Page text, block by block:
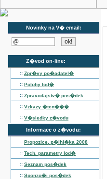
Novinky na V� email:
Z�vod on-line:
:: Zpr�vy po�adatel�
:: Polohy lod�
:: Zpravodajstv� pos�dek
:: Vzkazy �ten���
:: V�sledky z�vodu
Informace o z�vodu:
:: Propozice, p�ihl�ka 2008
:: Tech. parametry lod�
:: Seznam pos�dek
:: Sponzo�i pos�dek